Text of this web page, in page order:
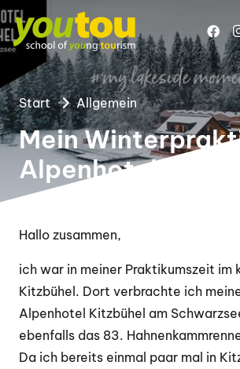
Start Allgemein
Mein
Alpenhotel
Hallo zusammen,
ich war in meiner Praktikumszeit im
Kitzbühel. Dort verbrachte ich
Alpenhotel Kitzbühel am
ebenfalls das 83.
Da ich bereits einmal paar mal in